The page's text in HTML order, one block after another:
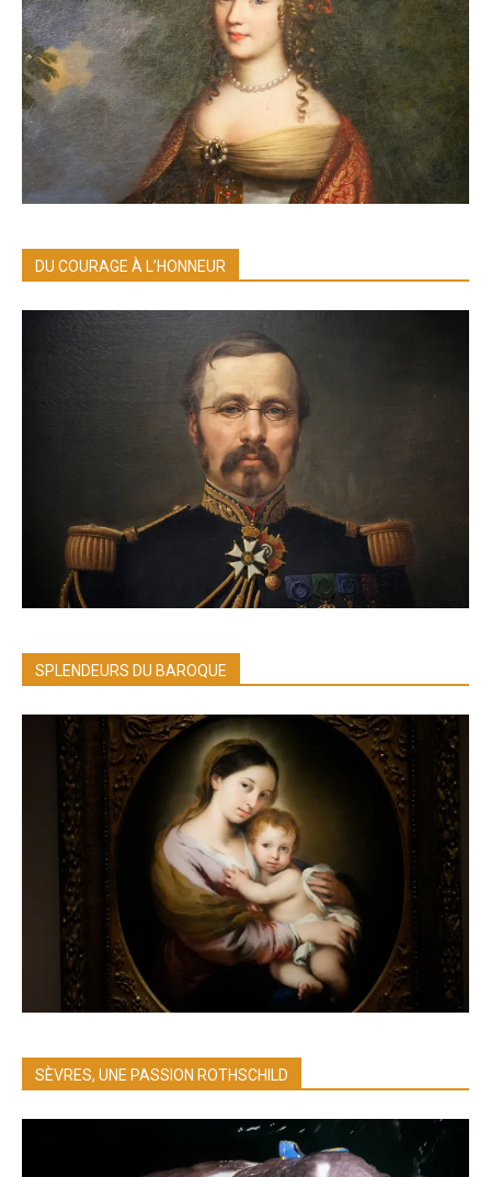
DU COURAGE À L’HONNEUR
SPLENDEURS DU BAROQUE
SÈVRES, UNE PASSION ROTHSCHILD